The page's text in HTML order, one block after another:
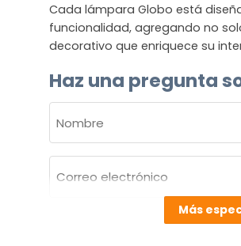
Cada lámpara Globo está
funcionalidad, agregando no
decorativo que enriquece su
Haz una pregunta
(OBLIGATORIO)
Nombre
electrónico
Más